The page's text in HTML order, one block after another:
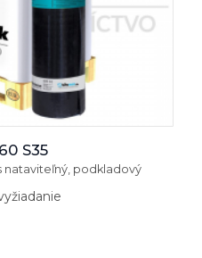
S35
nataviteľný, podkladový